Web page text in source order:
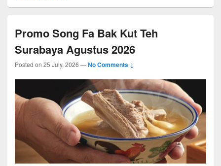
Promo Song Fa Bak Kut Teh
Surabaya Agustus 2026
Posted on 25 July, 2026 —No Comments ↓